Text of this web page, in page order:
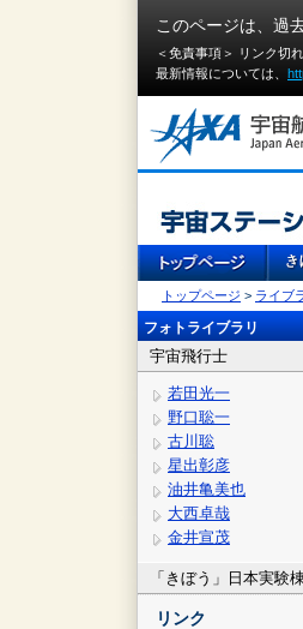
このページは、過
＜免責事項＞ リンク切
最新情報については、
トップページ > ライブ
フォトライブラリ
宇宙飛行士
若田光一
野口聡一
古川聡
星出彰彦
油井亀美也
大西卓哉
金井宣茂
「きぼう」日本実験
リンク